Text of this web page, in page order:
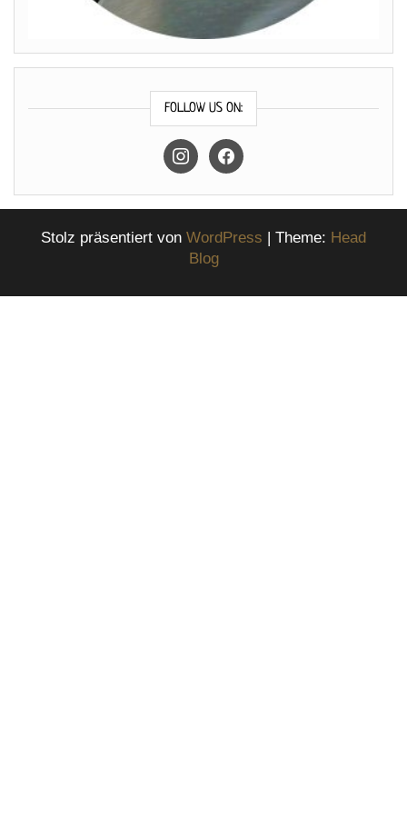
FOLLOW US ON:
instagramfacebook
Stolz präsentiert von WordPress | Theme: Head
Blog